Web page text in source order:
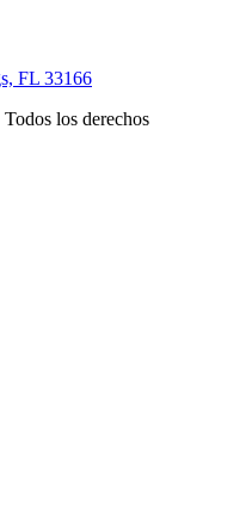
FL 33166
los derechos